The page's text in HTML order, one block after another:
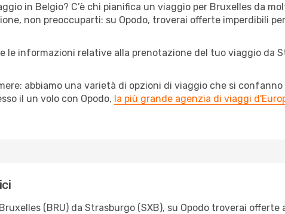
in Belgio? C’è chi pianifica un viaggio per Bruxelles da
non preoccuparti: su Opodo, troverai offerte imperdibili
le informazioni relative alla prenotazione del tuo viaggio da
abbiamo una varietà di opzioni di viaggio che si
il un volo con Opodo, la più grande agenzia di viaggi
(BRU) da Strasburgo (SXB), su Opodo troverai